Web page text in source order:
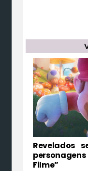
Revelados
personagens
Filme”